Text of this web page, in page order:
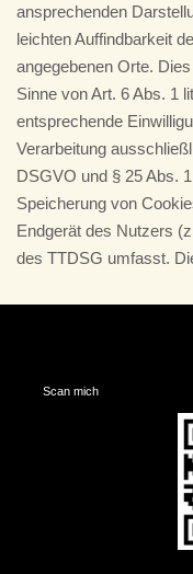
ansprechenden
leichten Auffindbarkeit
angegebenen Orte.
Sinne von Art. 6 Abs. 1
entsprechende
Verarbeitung
DSGVO und § 25 Abs.
Speicherung von
Endgerät des Nutzers
des TTDSG umfasst.
Scan mich